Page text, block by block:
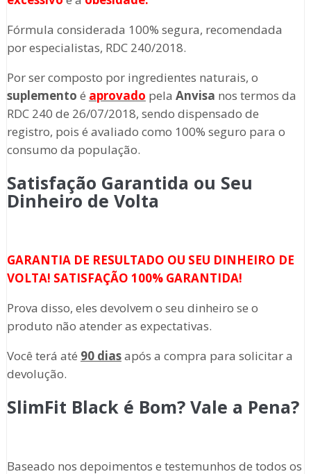
Fórmula considerada 100% segura, recomendada
por especialistas, RDC 240/2018.
Por ser composto por ingredientes naturais, o
suplemento é aprovado pela Anvisa nos termos da
RDC 240 de 26/07/2018, sendo dispensado de
registro, pois é avaliado como 100% seguro para o
consumo da população.
Satisfação Garantida ou Seu
Dinheiro de Volta
GARANTIA DE RESULTADO OU SEU DINHEIRO DE
VOLTA! SATISFAÇÃO 100% GARANTIDA!
Prova disso, eles devolvem o seu dinheiro se o
produto não atender as expectativas.
Você terá até 90 diasapós a compra para solicitar a
devolução.
SlimFit Black é Bom? Vale a Pena?
Baseado nos depoimentos e testemunhos de todos os